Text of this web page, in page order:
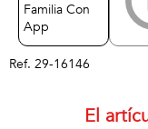
Ref. 29-16146
El